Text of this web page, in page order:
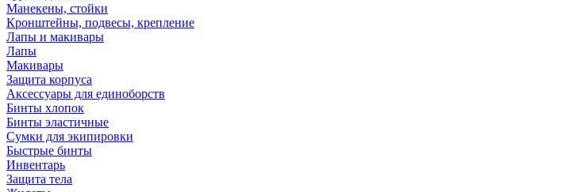
Манекены, стойки
Кронштейны, подвесы, крепление
Лапы и макивары
Лапы
Макивары
Защита корпуса
Аксессуары для единоборств
Бинты хлопок
Бинты эластичные
Сумки для экипировки
Быстрые бинты
Инвентарь
Защита тела